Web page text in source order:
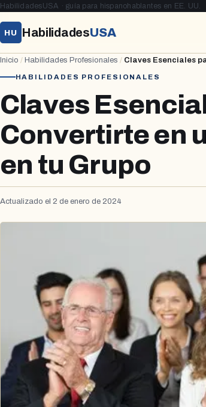
HabilidadesUSA · guía para hispanohablantes en EE. UU.
HU HabilidadesUSA
Inicio / Habilidades Profesionales / Claves Esenciales
HABILIDADES PROFESIONALES
Claves
Convertirte en
en tu Grupo
Actualizado el 2 de enero de 2024